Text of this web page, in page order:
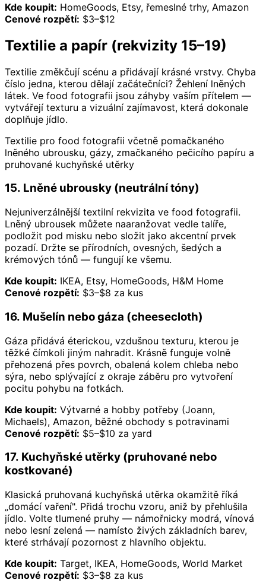
Kde koupit: HomeGoods, Etsy, řemeslné trhy, Amazon
Cenové rozpětí: $3–$12
Textilie a papír (rekvizity 15–19)
Textilie změkčují scénu a přidávají krásné vrstvy. Chyba
číslo jedna, kterou dělají začátečníci? Žehlení lněných
látek. Ve food fotografii jsou záhyby vaším přítelem —
vytvářejí texturu a vizuální zajímavost, která dokonale
doplňuje jídlo.
Textilie pro food fotografii včetně pomačkaného
lněného ubrousku, gázy, zmačkaného pečicího papíru a
pruhované kuchyňské utěrky
15. Lněné ubrousky (neutrální tóny)
Nejuniverzálnější textilní rekvizita ve food fotografii.
Lněný ubrousek můžete naaranžovat vedle talíře,
podložit pod misku nebo složit jako akcentní prvek
pozadí. Držte se přírodních, ovesných, šedých a
krémových tónů — fungují ke všemu.
Kde koupit: IKEA, Etsy, HomeGoods, H&M Home
Cenové rozpětí: $3–$8 za kus
16. Mušelín nebo gáza (cheesecloth)
Gáza přidává éterickou, vzdušnou texturu, kterou je
těžké čímkoli jiným nahradit. Krásně funguje volně
přehozená přes povrch, obalená kolem chleba nebo
sýra, nebo splývající z okraje záběru pro vytvoření
pocitu pohybu na fotkách.
Kde koupit: Výtvarné a hobby potřeby (Joann,
Michaels), Amazon, běžné obchody s potravinami
Cenové rozpětí: $5–$10 za yard
17. Kuchyňské utěrky (pruhované nebo
kostkované)
Klasická pruhovaná kuchyňská utěrka okamžitě říká
„domácí vaření". Přidá trochu vzoru, aniž by přehlušila
jídlo. Volte tlumené pruhy — námořnicky modrá, vínová
nebo lesní zelená — namísto živých základních barev,
které strhávají pozornost z hlavního objektu.
Kde koupit: Target, IKEA, HomeGoods, World Market
Cenové rozpětí: $3–$8 za kus